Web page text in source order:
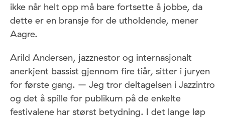
ikke når helt opp må bare fortsette å jobbe, da
dette er en bransje for de utholdende, mener
Aagre.
Arild Andersen, jazznestor og internasjonalt
anerkjent bassist gjennom fire tiår, sitter i juryen
for første gang. – Jeg tror deltagelsen i Jazzintro
og det å spille for publikum på de enkelte
festivalene har størst betydning. I det lange løp